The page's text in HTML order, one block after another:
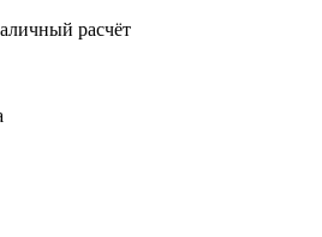
расчёт